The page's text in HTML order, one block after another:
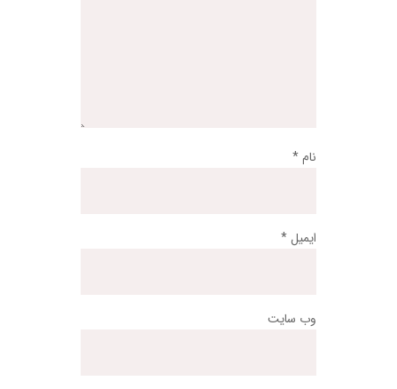
نام*
ایمیل*
وب‌ سایت